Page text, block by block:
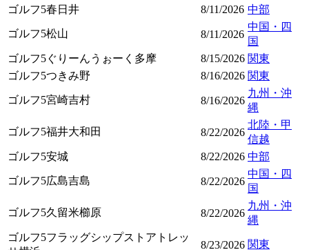
ゴルフ5春日井
8/11/2026 中部
ゴルフ5松山 8/11/2026
中国・四
国
ゴルフ5ぐりーんうぉーく多摩
8/15/2026 関東
ゴルフ5つきみ野
8/16/2026 関東
ゴルフ5宮崎吉村 8/16/2026
九州・沖
縄
ゴルフ5福井大和田 8/22/2026
北陸・甲
信越
ゴルフ5安城
8/22/2026 中部
ゴルフ5広島吉島 8/22/2026
中国・四
国
ゴルフ5久留米櫛原 8/22/2026
九州・沖
縄
ゴルフ5フラッグシップストアトレッ
8/23/2026 関東